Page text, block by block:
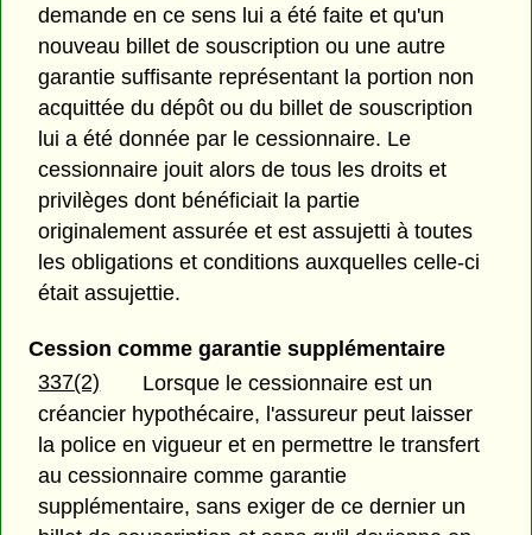
demande en ce sens lui a été faite et qu'un
nouveau billet de souscription ou une autre
garantie suffisante représentant la portion non
acquittée du dépôt ou du billet de souscription
lui a été donnée par le cessionnaire. Le
cessionnaire jouit alors de tous les droits et
privilèges dont bénéficiait la partie
originalement assurée et est assujetti à toutes
les obligations et conditions auxquelles celle-ci
était assujettie.
Cession comme garantie supplémentaire
337(2)
Lorsque le cessionnaire est un
créancier hypothécaire, l'assureur peut laisser
la police en vigueur et en permettre le transfert
au cessionnaire comme garantie
supplémentaire, sans exiger de ce dernier un